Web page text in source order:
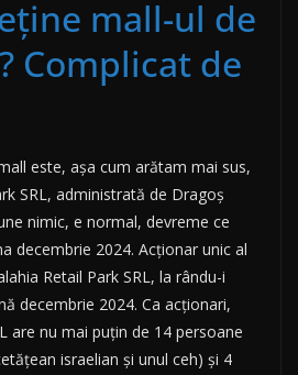
mall-ul de
Complicat de
este, așa cum arătam mai sus,
SRL, administrată de Dragoș
nimic, e normal, devreme ce
decembrie 2024. Acționar unic al
Retail Park SRL, la rându-i
decembrie 2024. Ca acționari,
are nu mai puțin de 14 persoane
israelian și unul ceh) și 4